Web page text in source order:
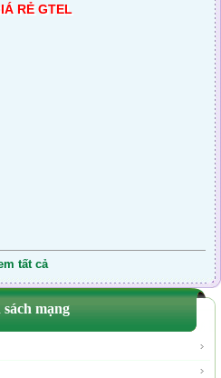
RẺ GTEL
tất cả
mạng